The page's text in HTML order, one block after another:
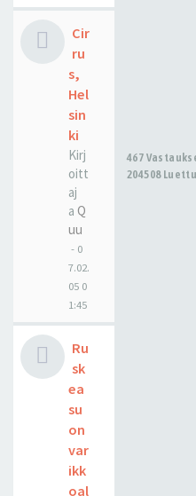
Cir
ru
s,
Hel
sin
ki
Kirj
oitt
aj
a Q
uu
- 0
7.02.
05 0
1:45
467
204508 Luettu
Ru
sk
ea
su
on
var
ikk
oal